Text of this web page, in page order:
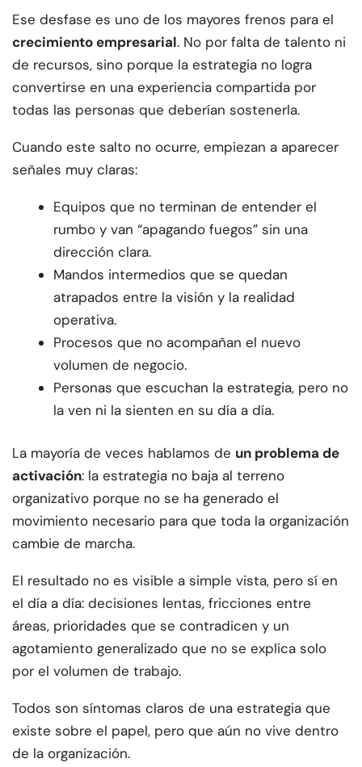
Ese desfase es uno de los mayores frenos para el
crecimiento empresarial. No por falta de talento ni
de recursos, sino porque la estrategia no logra
convertirse en una experiencia compartida por
todas las personas que deberían sostenerla.
Cuando este salto no ocurre, empiezan a aparecer
señales muy claras:
Equipos que no terminan de entender el
rumbo y van “apagando fuegos” sin una
dirección clara.
Mandos intermedios que se quedan
atrapados entre la visión y la realidad
operativa.
Procesos que no acompañan el nuevo
volumen de negocio.
Personas que escuchan la estrategia, pero no
la ven ni la sienten en su día a día.
La mayoría de veces hablamos de un problema de
activación: la estrategia no baja al terreno
organizativo porque no se ha generado el
movimiento necesario para que toda la organización
cambie de marcha.
El resultado no es visible a simple vista, pero sí en
el día a día: decisiones lentas, fricciones entre
áreas, prioridades que se contradicen y un
agotamiento generalizado que no se explica solo
por el volumen de trabajo.
Todos son síntomas claros de una estrategia que
existe sobre el papel, pero que aún no vive dentro
de la organización.